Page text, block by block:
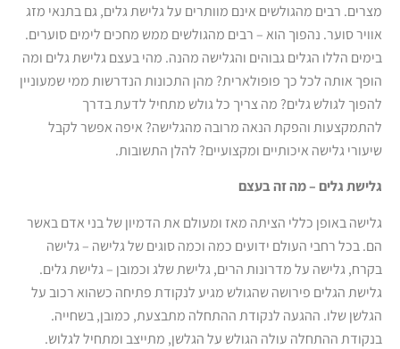
מצרים. רבים מהגולשים אינם מוותרים על גלישת גלים, גם בתנאי מזג
אוויר סוער. נהפוך הוא – רבים מהגולשים ממש מחכים לימים סוערים.
בימים הללו הגלים גבוהים והגלישה מהנה. מהי בעצם גלישת גלים ומה
הופך אותה לכל כך פופולארית? מהן התכונות הנדרשות ממי שמעוניין
להפוך לגולש גלים? מה צריך כל גולש מתחיל לדעת בדרך
להתמקצעות והפקת הנאה מרובה מהגלישה? איפה אפשר לקבל
שיעורי גלישה איכותיים ומקצועיים? להלן התשובות.
גלישת גלים – מה זה בעצם
גלישה באופן כללי הציתה מאז ומעולם את הדמיון של בני אדם באשר
הם. בכל רחבי העולם ידועים כמה וכמה סוגים של גלישה – גלישה
בקרח, גלישה על מדרונות הרים, גלישת שלג וכמובן – גלישת גלים.
גלישת הגלים פירושה שהגולש מגיע לנקודת פתיחה כשהוא רכוב על
הגלשן שלו. ההגעה לנקודת ההתחלה מתבצעת, כמובן, בשחייה.
בנקודת ההתחלה עולה הגולש על הגלשן, מתייצב ומתחיל לגלוש.